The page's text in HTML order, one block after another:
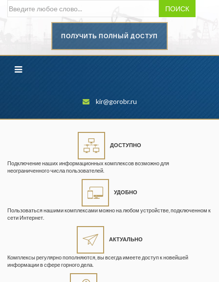
ПОИСК
ПОЛУЧИТЬ ПОЛНЫЙ ДОСТУП
kir@gorobr.ru
ДОСТУПНО
Подключение наших информационных комплексов возможно для
неограниченного числа пользователей.
УДОБНО
Пользоваться нашими комплексами можно на любом устройстве, подключенном к
сети Интернет.
АКТУАЛЬНО
Комплексы регулярно пополняются, вы всегда имеете доступ к новейшей
информации в сфере горного дела.
промышленности
Геопрофи
Горнопромышленные ведомости
Кузбасса. Информационный